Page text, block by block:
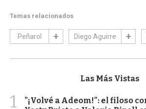
Temas relacionados
Peñarol Diego Aguirre
Las Más Vistas
1
"¡Volvé a Adeom!": el filoso